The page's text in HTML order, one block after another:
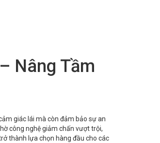
Nâng Tầm
giác lái mà còn đảm bảo sự an
công nghệ giảm chấn vượt trội,
thành lựa chọn hàng đầu cho các